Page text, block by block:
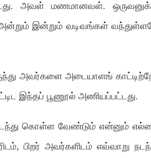
அவள் மணமானவள்.
இன்றும் வடிவங்கள்
அவர்களை அடையாளங்
இந்தப் பூணூல் அணியப்பட்டது.
கொள்ள வேண்டும் என்னும்
பிறர் அவர்களிடம் எவ்வாறு